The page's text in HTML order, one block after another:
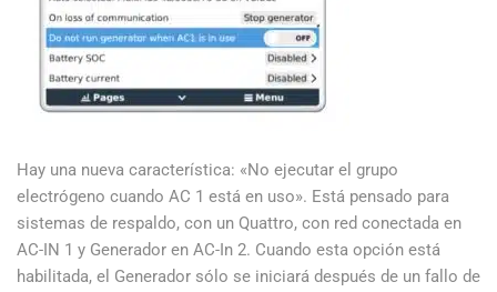
Hay una nueva característica: «No ejecutar el grupo
electrógeno cuando AC 1 está en uso». Está pensado para
sistemas de respaldo, con un Quattro, con red conectada en
AC-IN 1 y Generador en AC-In 2. Cuando esta opción está
habilitada, el Generador sólo se iniciará después de un fallo de